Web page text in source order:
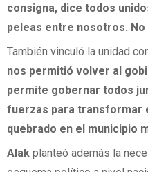
consigna, dice todos
peleas entre nosotros.
También vinculó la unidad
nos permitió volver al
permite gobernar todos
fuerzas para transformar
quebrado en el municipio
Alak planteó además la